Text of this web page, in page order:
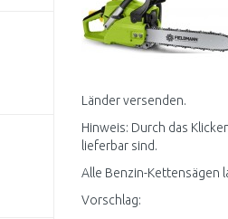
Länder versenden.
Hinweis: Durch das
lieferbar sind.
Alle Benzin-Kettensägen
Vorschlag: